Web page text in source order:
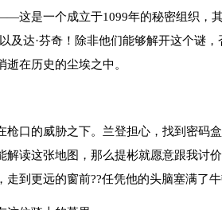
这是一个成立于1099年的秘密组织，
及达·芬奇！除非他们能够解开这个谜
在历史的尘埃之中。
枪口的威胁之下。兰登担心，找到密码
解读这张地图，那么提彬就愿意跟我讨
到更远的窗前??任凭他的头脑塞满了牛